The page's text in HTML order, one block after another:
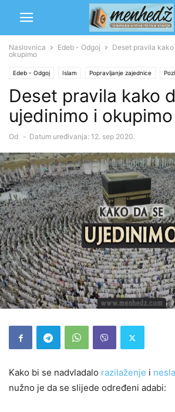
Naslovnica Edeb - Odgoj
Deset pravila
okupimo
Edeb - Odgoj Islam Popravljanje zajednice
Deset pravila kako
ujedinimo i okupimo
Od - Datum uređivanja: 12. sep 2020.
Kako bi se nadvladalo razilaženje i
nužno je da se slijede određeni adabi: